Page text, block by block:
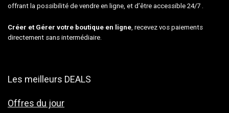
offrant la possibilité de vendre en ligne, et d’être accessible 24/7 .
Créer et Gérer votre boutique en ligne , recevez vos paiements
directement sans intermédiaire.
Les meilleurs DEALS
Offres du jour